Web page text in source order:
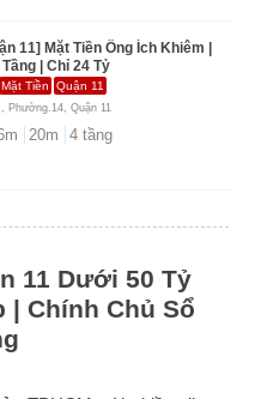
11] Mặt Tiền Ông Ích Khiêm |
| Chỉ 24 Tỷ
Mặt Tiền Quận 11
Phường.14, Quận 11
m 20m 4 tầng
11 Dưới 50 Tỷ
| Chính Chủ Sổ